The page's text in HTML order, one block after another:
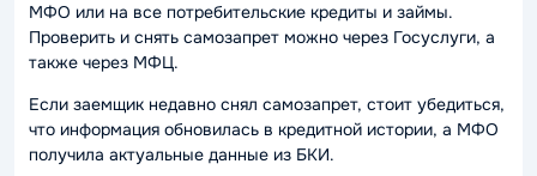
МФО или на все потребительские кредиты и займы.
Проверить и снять самозапрет можно через Госуслуги, а
также через МФЦ.
Если заемщик недавно снял самозапрет, стоит убедиться,
что информация обновилась в кредитной истории, а МФО
получила актуальные данные из БКИ.